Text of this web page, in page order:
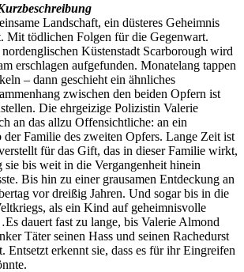
Landschaft, ein düsteres Geheimnis
Mit tödlichen Folgen für die Gegenwart.
Küstenstadt Scarborough wird
erschlagen aufgefunden. Monatelang tappen
– dann geschieht ein ähnliches
zwischen den beiden Opfern ist
Die ehrgeizige Polizistin Valerie
an das allzu Offensichtliche: an ein
Familie des zweiten Opfers. Lange Zeit ist
für das Gift, das in dieser Familie wirkt,
sie bis weit in die Vergangenheit hinein
Bis hin zu einer grausamen Entdeckung an
vor dreißig Jahren. Und sogar bis in die
als ein Kind auf geheimnisvolle
dauert fast zu lange, bis Valerie Almond
Täter seinen Hass und seinen Rachedurst
Entsetzt erkennt sie, dass es für ihr Eingreifen